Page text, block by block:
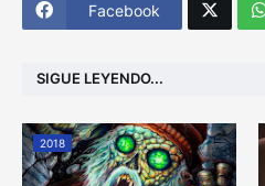
Facebook
SIGUE LEYENDO...
2018